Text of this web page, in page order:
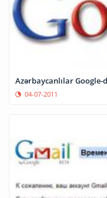
Azərbaycanlılar Google-
04-07-2011